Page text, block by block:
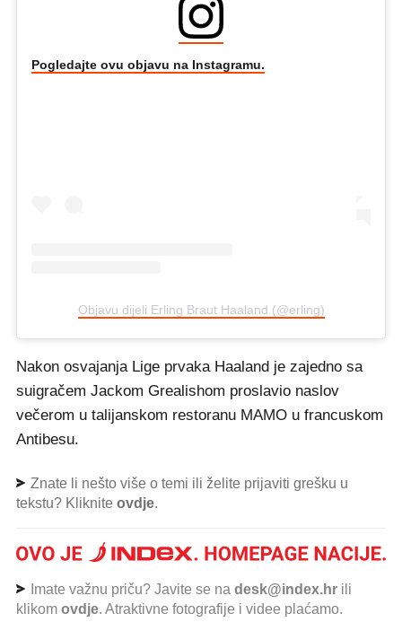
Pogledajte ovu objavu na Instagramu.
Objavu dijeli Erling Braut Haaland (@erling)
Nakon osvajanja Lige prvaka Haaland je zajedno sa
suigračem Jackom Grealishom proslavio naslov
večerom u talijanskom restoranu MAMO u francuskom
Antibesu.
Znate li nešto više o temi ili želite prijaviti grešku u
tekstu? Kliknite ovdje.
Imate važnu priču? Javite se na desk@index.hr ili
klikom ovdje. Atraktivne fotografije i videe plaćamo.